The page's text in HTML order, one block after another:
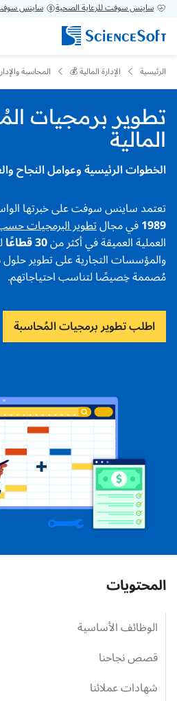
ساينس سوفت للرعاية الصحية ساينس سوفت
الرئيسية الإدارة المالية 💰 المحاسبة
تطوير برمجيات
المالية
الخطوات الرئيسية وعوامل النجاح
تعتمد ساينس سوفت على خبرتها
1989في مجالتطوير البرمجيات
العملية العميقة في أكثر من30 قطاعًا
والمؤسسات التجارية على تطوير حلول
مُصممة خِصيصًا لتناسب احتياجاتهم.
اطلب تطوير برمجيات المُحاسبة
المحتويات
الوظائف الأساسية
قصص نجاحنا
شهادات عملائنا